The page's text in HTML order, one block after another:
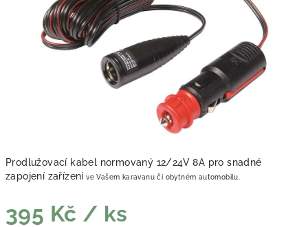
Prodlužovací kabel normovaný 12/24V 8A pro snadné
zapojení zařízení ve Vašem karavanu či obytném automobilu.
395 Kč / ks